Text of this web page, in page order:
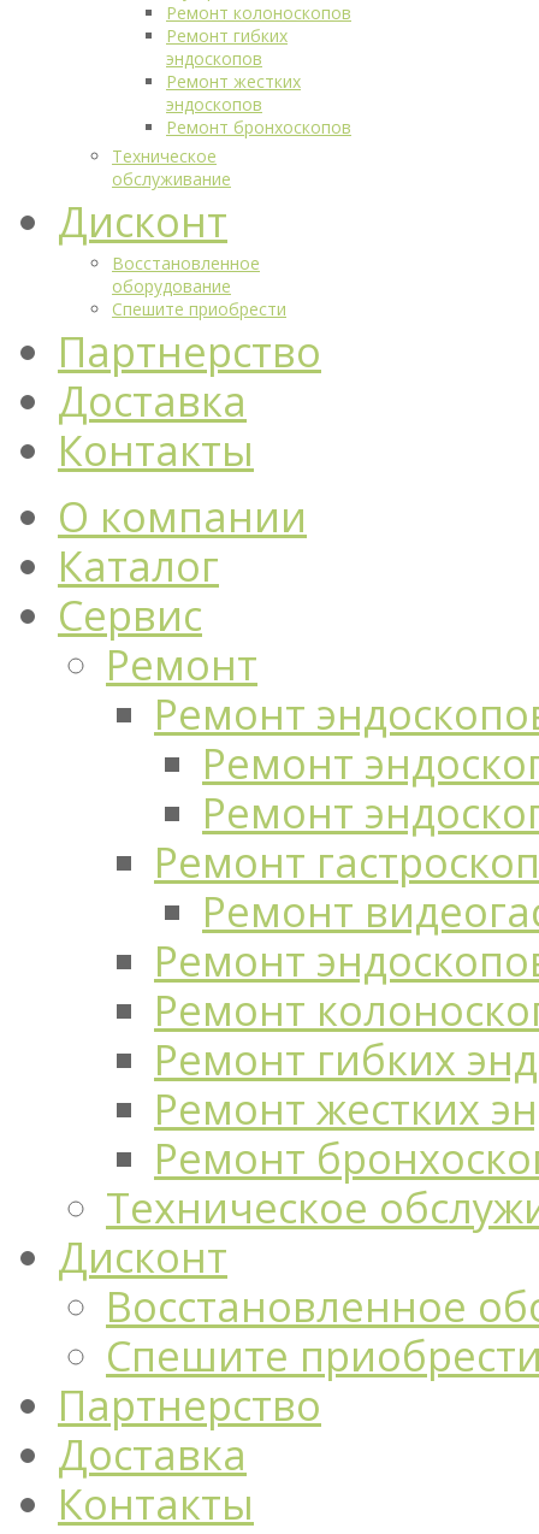
Ремонт колоноскопов
Ремонт гибких
эндоскопов
Ремонт жестких
эндоскопов
Ремонт бронхоскопов
Техническое
обслуживание
Дисконт
Восстановленное
оборудование
Спешите приобрести
Партнерство
Доставка
Контакты
О компании
Каталог
Сервис
Ремонт
Ремонт
Ремонт
Ремонт
Ремонт
Ремонт
Ремонт
Ремонт
Ремонт гибких
Ремонт жестких
Ремонт
Техническое
Дисконт
Восстановленное
Спешите
Партнерство
Доставка
Контакты